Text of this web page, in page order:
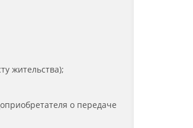
жительства);
о передаче